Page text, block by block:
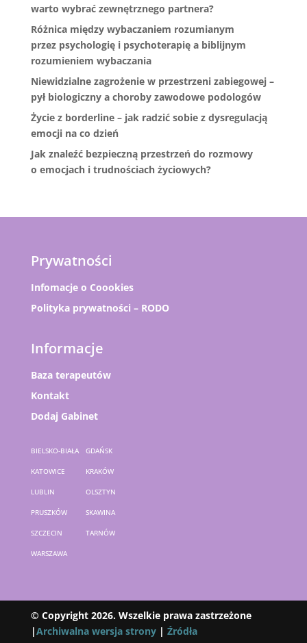
warto wybrać zewnętrznego partnera?
Różnica między wybaczaniem rozumianym
przez psychologię i psychoterapię a biblijnym
rozumieniem wybaczania
Niewidzialne zagrożenie w przestrzeni zabiegowej –
pył biologiczny a choroby zawodowe podologów
Życie z borderline – jak radzić sobie z dysregulacją
emocji na co dzień
Jak znaleźć bezpieczną przestrzeń do rozmowy
o emocjach i trudnościach życiowych?
Prywatności
Infomacje o Coookies
Polityka prywatności – RODO
Informacje
Baza terapeutów
Kontakt
Dodaj Gabinet
BIELSKO-BIAŁA GDAŃSK
KATOWICE KRAKÓW
LUBLIN OLSZTYN
PRUSZKÓW SKAWINA
SZCZECIN TARNÓW
WARSZAWA
© Copyright 2026. Wszelkie prawa zastrzeżone
|Archiwalna wersja strony| Źródła